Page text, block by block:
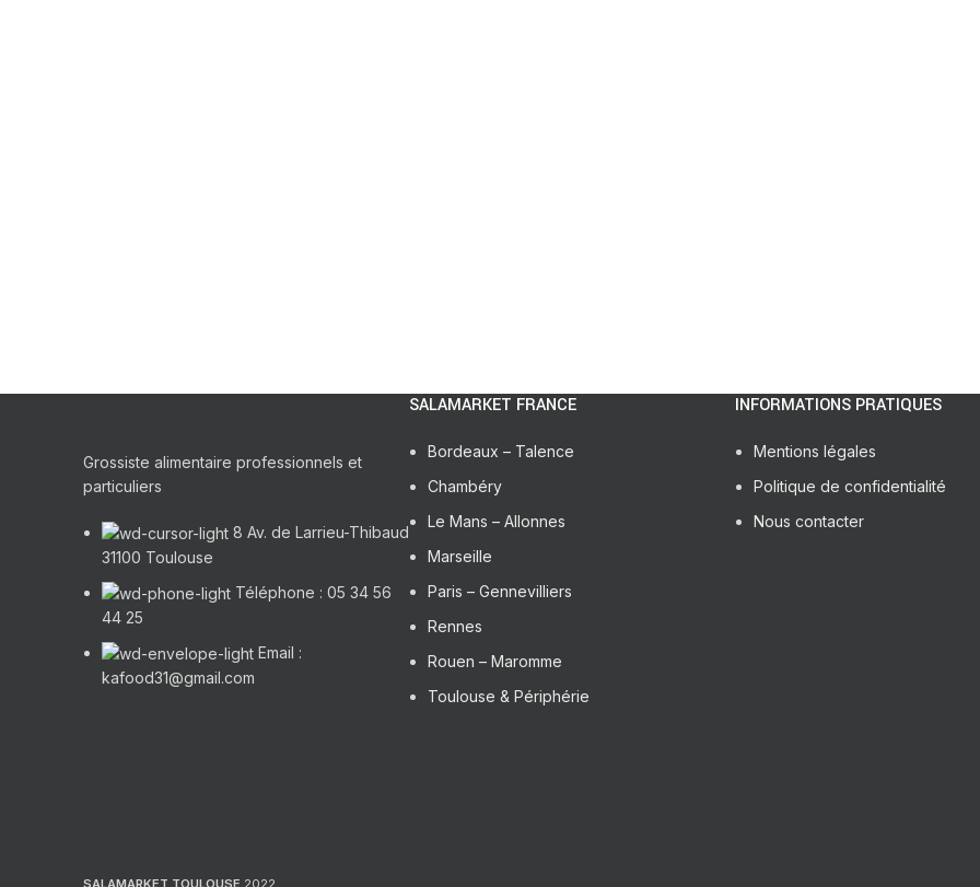
Grossiste alimentaire professionnels et
particuliers
8 Av. de Larrieu-Thibaud
31100 Toulouse
Téléphone : 05 34 56
44 25
Email :
kafood31@gmail.com
SALAMARKET FRANCE
Bordeaux – Talence
Chambéry
Le Mans – Allonnes
Marseille
Paris – Gennevilliers
Rennes
Rouen – Maromme
Toulouse & Périphérie
INFORMATIONS PRATIQUES
Mentions légales
Politique de confidentialité
Nous contacter
SALAMARKET TOULOUSE 2022